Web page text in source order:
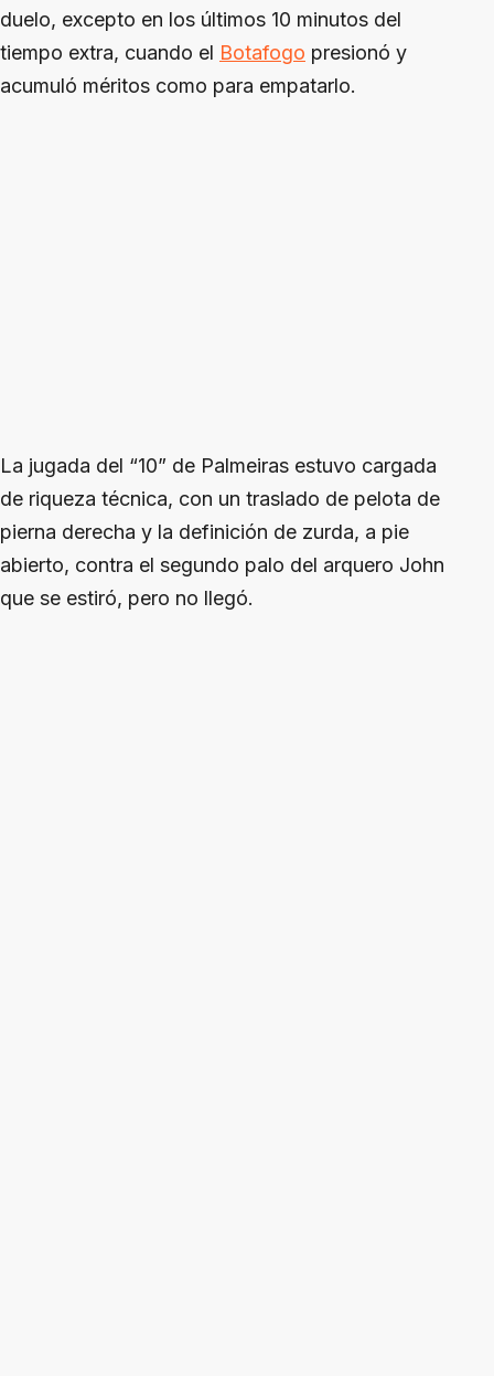
duelo, excepto en los últimos 10 minutos del
tiempo extra, cuando el Botafogo presionó y
acumuló méritos como para empatarlo.
La jugada del “10” de Palmeiras estuvo cargada
de riqueza técnica, con un traslado de pelota de
pierna derecha y la definición de zurda, a pie
abierto, contra el segundo palo del arquero John
que se estiró, pero no llegó.